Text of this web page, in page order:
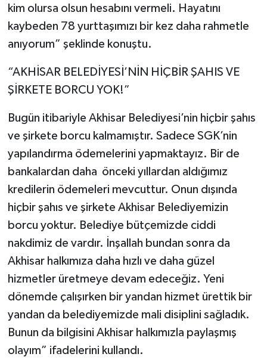
kim olursa olsun hesabını vermeli. Hayatını
kaybeden 78 yurttaşımızı bir kez daha rahmetle
anıyorum” şeklinde konuştu.
“AKHİSAR BELEDİYESİ’NİN HİÇBİR ŞAHIS VE
ŞİRKETE BORCU YOK!”
Bugün itibariyle Akhisar Belediyesi’nin hiçbir şahıs
ve şirkete borcu kalmamıştır. Sadece SGK’nin
yapılandırma ödemelerini yapmaktayız. Bir de
bankalardan daha önceki yıllardan aldığımız
kredilerin ödemeleri mevcuttur. Onun dışında
hiçbir şahıs ve şirkete Akhisar Belediyemizin
borcu yoktur. Belediye bütçemizde ciddi
nakdimiz de vardır. İnşallah bundan sonra da
Akhisar halkımıza daha hızlı ve daha güzel
hizmetler üretmeye devam edeceğiz. Yeni
dönemde çalışırken bir yandan hizmet ürettik bir
yandan da belediyemizde mali disiplini sağladık.
Bunun da bilgisini Akhisar halkımızla paylaşmış
olayım” ifadelerini kullandı.